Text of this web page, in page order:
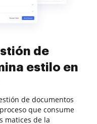
de
estilo en
de documentos
que consume
matices de la